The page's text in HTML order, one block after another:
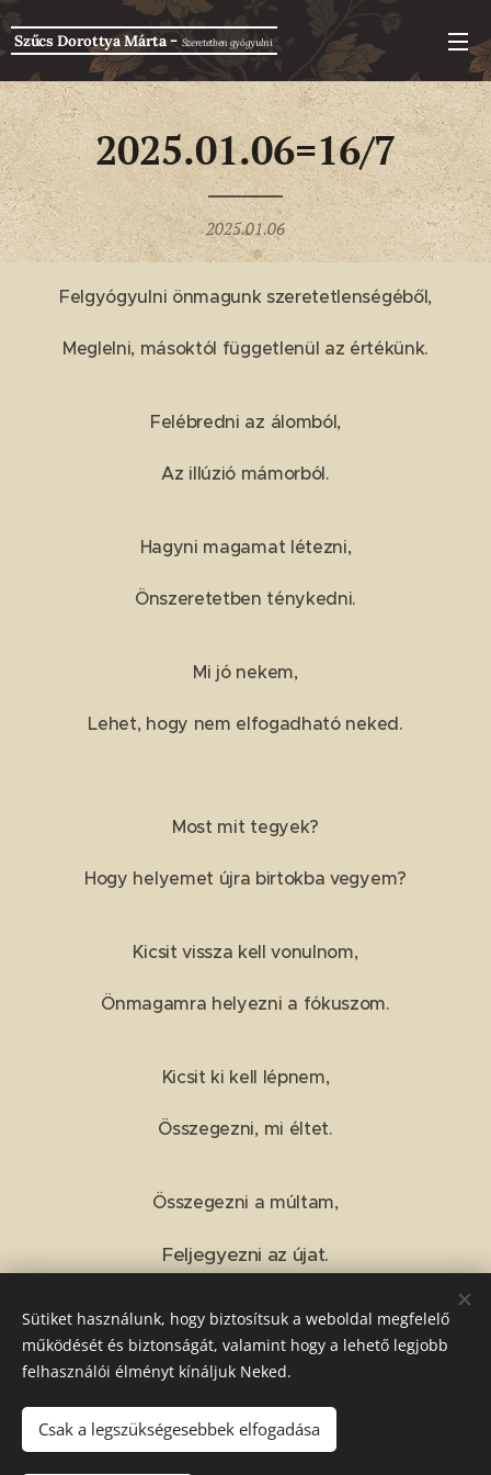
Szűcs Dorottya Márta-Szeretetben gyógyulni
2025.01.06=16/7
2025.01.06
Felgyógyulni önmagunk szeretetlenségéből,
Meglelni, másoktól függetlenül az értékünk.
Felébredni az álomból,
Az illúzió mámorból.
Hagyni magamat létezni,
Önszeretetben ténykedni.
Mi jó nekem,
Lehet, hogy nem elfogadható neked.
Most mit tegyek?
Hogy helyemet újra birtokba vegyem?
Kicsit vissza kell vonulnom,
Önmagamra helyezni a fókuszom.
Kicsit ki kell lépnem,
Összegezni, mi éltet.
Összegezni a múltam,
Feljegyezni az újat.
Share
© 2026 Szeretetben gyógyulni - Szűcs Dorottya
Sütiket használunk, hogy biztosítsuk a weboldal megfelelő
működését és biztonságát, valamint hogy a lehető legjobb
felhasználói élményt kínáljuk Neked.
Csak a legszükségesebbek elfogadása